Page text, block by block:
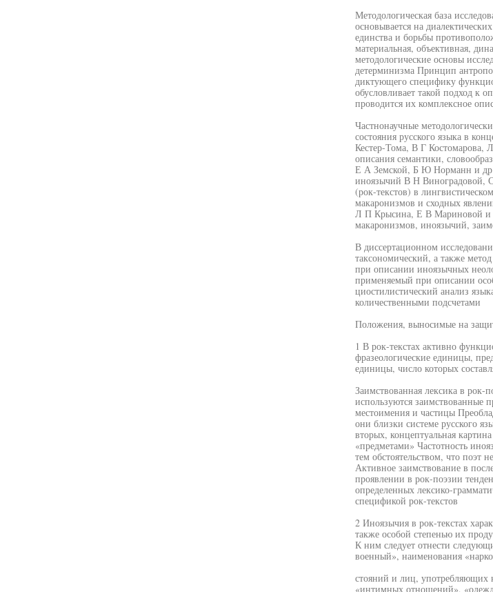
Методологическая база
основывается на
единства и борьбы
материальная, объективная,
методологические основы
детерминизма Принцип
диктующего специфику
обусловливает такой подход к
проводится их комплексное
Частнонаучные
состояния русского языка в
Кестер-Тома, В Г
описания семантики,
Е А Земской, Б Ю Норманн и др ,
иноязычий В Н Виноградовой,
(рок-текстов) в
макаронизмов и сходных
Л П Крысина, Е В Мариновой и
макаронизмов, иноязычий,
В диссертационном
таксономический, а также
при описании иноязычных
применяемый при описании
циостилистический анализ
количественными подсчетами
Положения, выносимые на
1 В рок-текстах активно
фразеологические единицы,
единицы, число которых
Заимствованная лексика в
используются заимствованные
местоимения и частицы
они близки системе русского
вторых, концептуальная
«предметами» Частотность
тем обстоятельством, что поэт
Активное заимствование в
проявлении в рок-поэзии
определенных лексико-
спецификой рок-текстов
2 Иноязычия в рок-текстах
также особой степенью их
К ним следует отнести
военный», наименования
стояний и лиц, употребляющих
«интимных отношений»,